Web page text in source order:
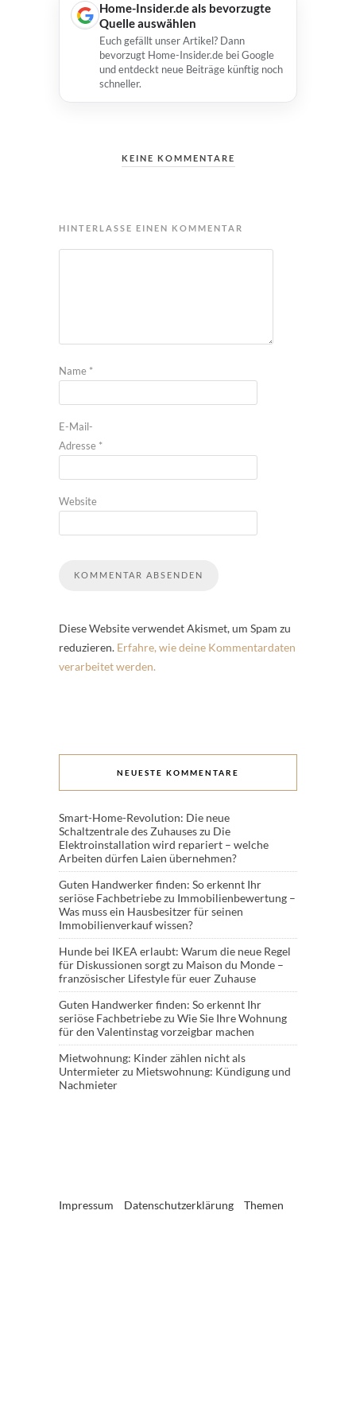
Home-Insider.de als bevorzugte
Quelle auswählen
Euch gefällt unser Artikel? Dann
bevorzugt Home-Insider.de bei Google
und entdeckt neue Beiträge künftig noch
schneller.
KEINE KOMMENTARE
HINTERLASSE EINEN KOMMENTAR
Name *
E-Mail-
Adresse *
Website
Diese Website verwendet Akismet, um Spam zu
reduzieren. Erfahre, wie deine Kommentardaten
verarbeitet werden.
NEUESTE KOMMENTARE
Smart-Home-Revolution: Die neue
Schaltzentrale des Zuhauseszu Die
Elektroinstallation wird repariert – welche
Arbeiten dürfen Laien übernehmen?
Guten Handwerker finden: So erkennt Ihr
seriöse Fachbetriebezu Immobilienbewertung –
Was muss ein Hausbesitzer für seinen
Immobilienverkauf wissen?
Hunde bei IKEA erlaubt: Warum die neue Regel
für Diskussionen sorgtzu Maison du Monde –
französischer Lifestyle für euer Zuhause
Guten Handwerker finden: So erkennt Ihr
seriöse Fachbetriebezu Wie Sie Ihre Wohnung
für den Valentinstag vorzeigbar machen
Mietwohnung: Kinder zählen nicht als
Untermieterzu Mietswohnung: Kündigung und
Nachmieter
Impressum Datenschutzerklärung Themen